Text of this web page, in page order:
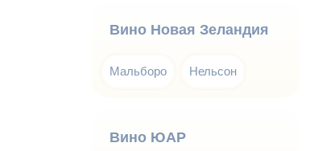
Вино Новая Зеландия
Мальборо Нельсон
Вино ЮАР